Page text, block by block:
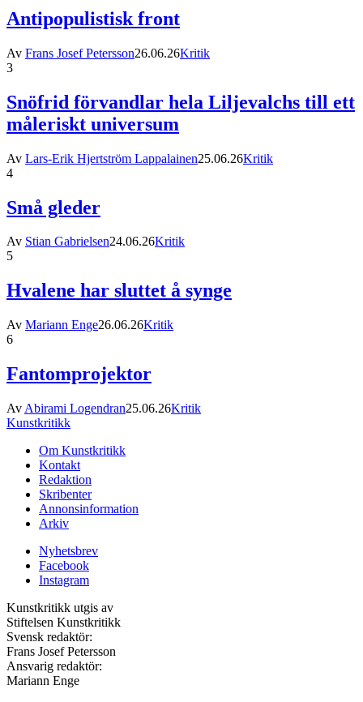
Antipopulistisk front
Av Frans Josef Petersson26.06.26Kritik
3
Snöfrid förvandlar hela Liljevalchs till ett
måleriskt universum
Av Lars-Erik Hjertström Lappalainen25.06.26Kritik
4
Små gleder
Av Stian Gabrielsen24.06.26Kritik
5
Hvalene har sluttet å synge
Av Mariann Enge26.06.26Kritik
6
Fantomprojektor
Av Abirami Logendran25.06.26Kritik
Kunstkritikk
Om Kunstkritikk
Kontakt
Redaktion
Skribenter
Annonsinformation
Arkiv
Nyhetsbrev
Facebook
Instagram
Kunstkritikk utgis av
Stiftelsen Kunstkritikk
Svensk redaktör:
Frans Josef Petersson
Ansvarig redaktör:
Mariann Enge